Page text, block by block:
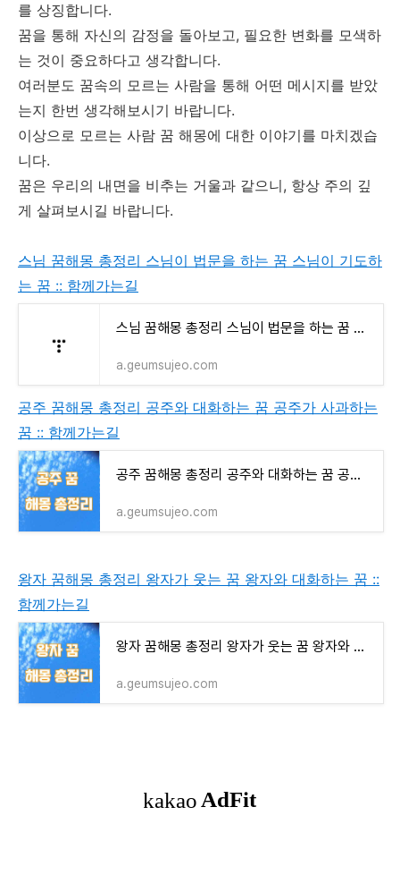
를 상징합니다.
꿈을 통해 자신의 감정을 돌아보고, 필요한 변화를 모색하
는 것이 중요하다고 생각합니다.
여러분도 꿈속의 모르는 사람을 통해 어떤 메시지를 받았
는지 한번 생각해보시기 바랍니다.
이상으로 모르는 사람 꿈 해몽에 대한 이야기를 마치겠습
니다.
꿈은 우리의 내면을 비추는 거울과 같으니, 항상 주의 깊
게 살펴보시길 바랍니다.
스님 꿈해몽 총정리 스님이 법문을 하는 꿈 스님이 기도하
는 꿈 :: 함께가는길
스님 꿈해몽 총정리 스님이 법문을 하는 꿈 스님이 기도하는 꿈
a.geumsujeo.com
공주 꿈해몽 총정리 공주와 대화하는 꿈 공주가 사과하는
꿈 :: 함께가는길
공주 꿈해몽 총정리 공주와 대화하는 꿈 공주가 사과하는 꿈
a.geumsujeo.com
왕자 꿈해몽 총정리 왕자가 웃는 꿈 왕자와 대화하는 꿈 ::
함께가는길
왕자 꿈해몽 총정리 왕자가 웃는 꿈 왕자와 대화하는 꿈
a.geumsujeo.com